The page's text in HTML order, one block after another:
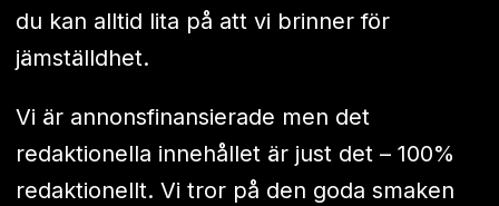
du kan alltid lita på att vi brinner för
jämställdhet.
Vi är annonsfinansierade men det
redaktionella innehållet är just det – 100%
redaktionellt. Vi tror på den goda smaken